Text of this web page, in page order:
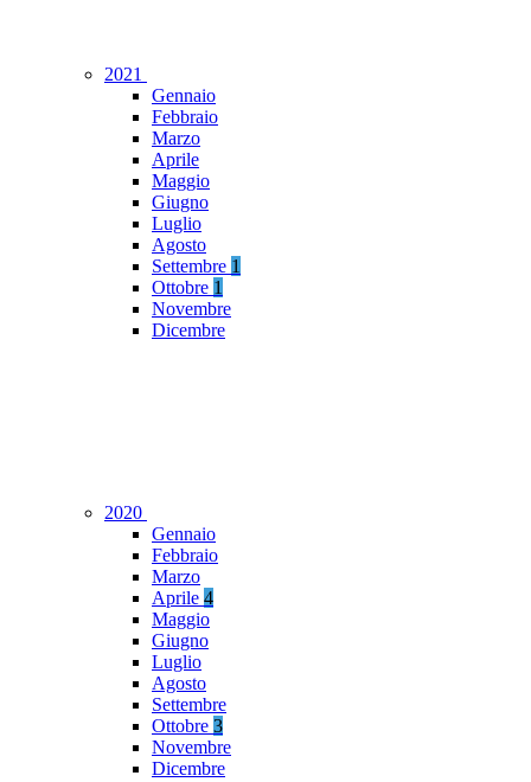
2021
Gennaio
Febbraio
Marzo
Aprile
Maggio
Giugno
Luglio
Agosto
Settembre 1
Ottobre 1
Novembre
Dicembre
2020
Gennaio
Febbraio
Marzo
Aprile 4
Maggio
Giugno
Luglio
Agosto
Settembre
Ottobre 3
Novembre
Dicembre